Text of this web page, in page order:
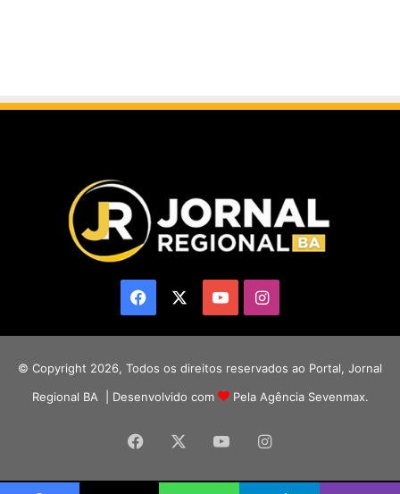
Facebook YouTubeInstagram
© Copyright 2026, Todos os direitos reservados ao Portal, Jornal
Regional BA | Desenvolvido com
Pela Agência Sevenmax.
Facebook YouTubeInstagram